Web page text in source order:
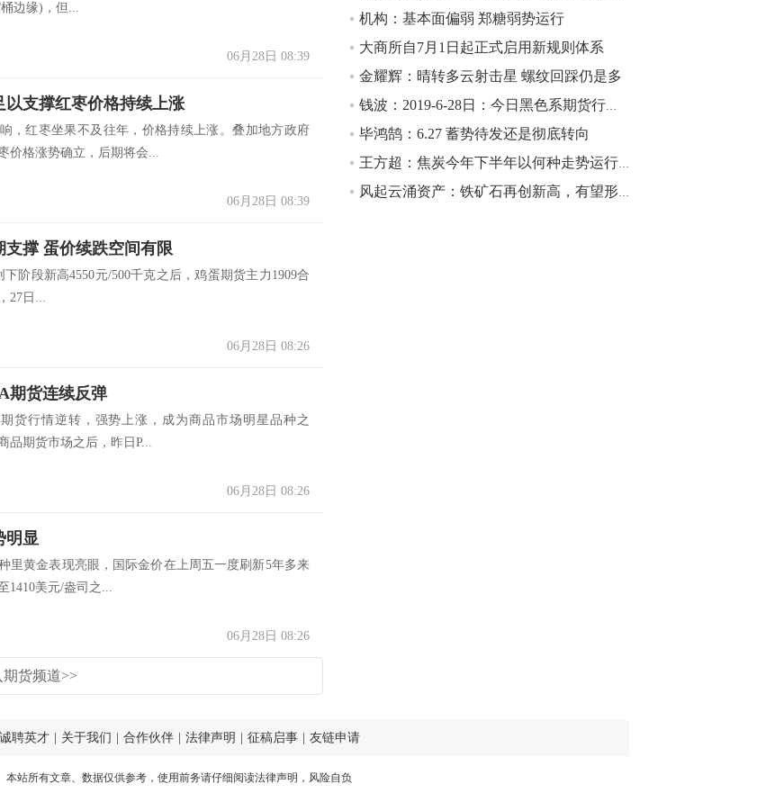
边缘)，但...
06月28日 08:39
以支撑红枣价格持续上涨
，红枣坐果不及往年，价格持续上涨。叠加地方政府
价格涨势确立，后期将会...
06月28日 08:39
支撑 蛋价续跌空间有限
段新高4550元/500千克之后，鸡蛋期货主力1909合
27日...
06月28日 08:26
期货连续反弹
行情逆转，强势上涨，成为商品市场明星品种之
品期货市场之后，昨日P...
06月28日 08:26
明显
黄金表现亮眼，国际金价在上周五一度刷新5年多来
1410美元/盎司之...
06月28日 08:26
期货频道>>
10:43
【行情】油脂油料期货表现抢眼，豆二期
2.5%，棕榈油涨近2%，菜粕涨1.54%。
10:17
【研报精选】国内期货机构对8月5日的原
油期货走势预测
机构：基本面偏弱 郑糖弱势运行
大商所自7月1日起正式启用新规则体系
金耀辉：晴转多云射击星 螺纹回踩仍是多
钱波：2019-6-28日：今日黑色系期货行情分析
毕鸿鹄：6.27 蓄势待发还是彻底转向
王方超：焦炭今年下半年以何种走势运行？ | 市场解读
风起云涌资产：铁矿石再创新高，有望形成双头结构
诚聘英才 关于我们 合作伙伴 法律声明 征稿启事 友链申请
本站所有文章、数据仅供参考，使用前务请仔细阅读法律声明 ，风险自负